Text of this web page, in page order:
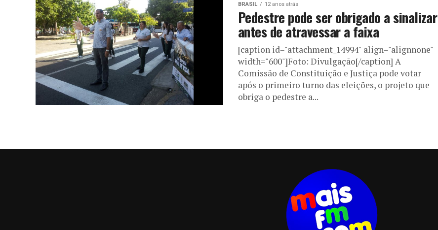
BRASIL 12 anos atrás
Pedestre pode ser obrigado a sinalizar
antes de atravessar a faixa
[caption id="attachment_14994" align="alignnone"
width="600"]Foto: Divulgação[/caption] A
Comissão de Constituição e Justiça pode votar
após o primeiro turno das eleições, o projeto que
obriga o pedestre a...